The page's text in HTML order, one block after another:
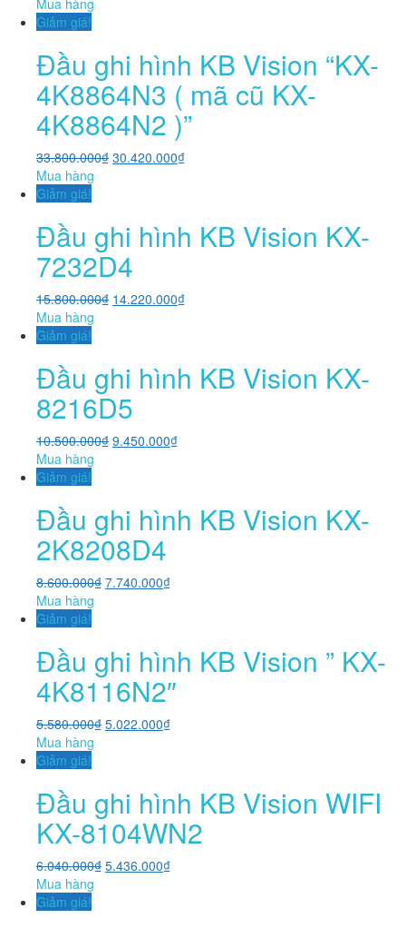
Giảm giá!
Đầu ghi hình KB Vision “KX-
4K8864N3 ( mã cũ KX-
4K8864N2 )”
33.800.000₫ 30.420.000₫
Mua hàng
Giảm giá!
Đầu ghi hình KB Vision KX-
7232D4
15.800.000₫ 14.220.000₫
Mua hàng
Giảm giá!
Đầu ghi hình KB Vision KX-
8216D5
10.500.000₫ 9.450.000₫
Mua hàng
Giảm giá!
Đầu ghi hình KB Vision KX-
2K8208D4
8.600.000₫ 7.740.000₫
Mua hàng
Giảm giá!
Đầu ghi hình KB Vision ” KX-
4K8116N2″
5.580.000₫ 5.022.000₫
Mua hàng
Giảm giá!
Đầu ghi hình KB Vision WIFI
KX-8104WN2
6.040.000₫ 5.436.000₫
Mua hàng
Giảm giá!